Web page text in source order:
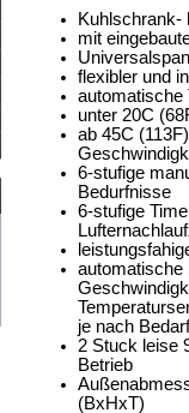
Kuhlschrank-
mit
flexibler und
automatische
unter 20C
ab 45C
6-stufige
Bedurfnisse
6-stufige
automatische
je nach
2 Stuck leise
Betrieb
(BxHxT)